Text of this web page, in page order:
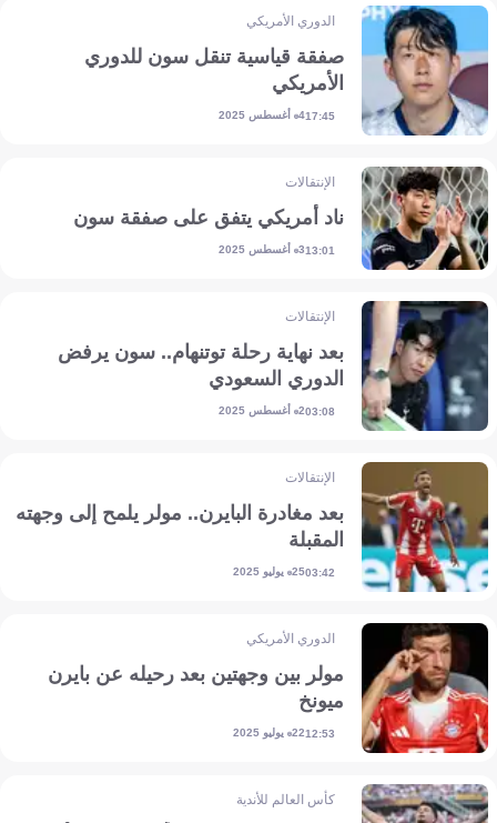
الدوري الأمريكي
صفقة قياسية تنقل سون للدوري
الأمريكي
17:454 أغسطس 2025
الإنتقالات
ناد أمريكي يتفق على صفقة سون
13:013 أغسطس 2025
الإنتقالات
بعد نهاية رحلة توتنهام.. سون يرفض
الدوري السعودي
03:082 أغسطس 2025
الإنتقالات
بعد مغادرة البايرن.. مولر يلمح إلى وجهته
المقبلة
03:4225 يوليو 2025
الدوري الأمريكي
مولر بين وجهتين بعد رحيله عن بايرن
ميونخ
12:5322 يوليو 2025
كأس العالم للأندية